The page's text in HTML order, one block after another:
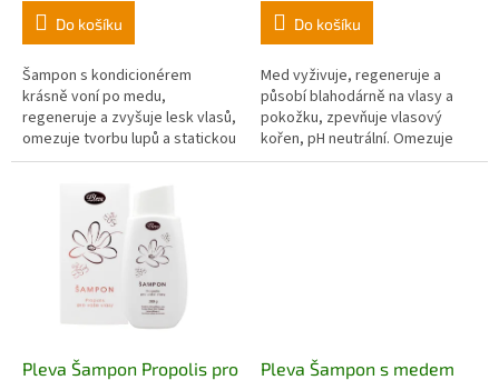
Do košíku
Šampon s kondicionérem
krásně voní po medu,
regeneruje a zvyšuje lesk vlasů,
omezuje tvorbu lupů a statickou
elektřinu.
Do košíku
Med vyživuje, regeneruje a
působí blahodárně na vlasy a
pokožku, zpevňuje vlasový
kořen, pH neutrální. Omezuje
tvorbu lupů.
Pleva Šampon Propolis pro
Pleva Šampon s medem